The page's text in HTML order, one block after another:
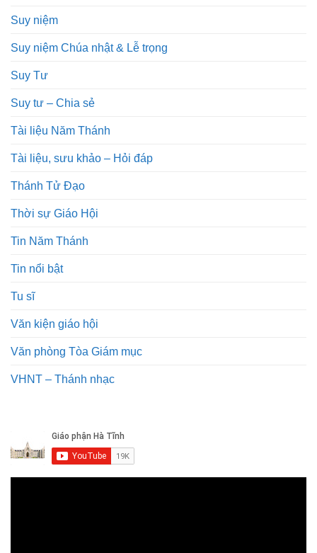
Suy niệm
Suy niệm Chúa nhật & Lễ trọng
Suy Tư
Suy tư – Chia sẻ
Tài liệu Năm Thánh
Tài liệu, sưu khảo – Hỏi đáp
Thánh Tử Đạo
Thời sự Giáo Hội
Tin Năm Thánh
Tin nổi bật
Tu sĩ
Văn kiện giáo hội
Văn phòng Tòa Giám mục
VHNT – Thánh nhạc